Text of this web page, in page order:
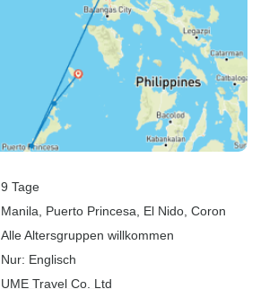
9 Tage
Manila , Puerto Princesa , El Nido , Coron
Alle Altersgruppen willkommen
Nur: Englisch
UME Travel Co. Ltd